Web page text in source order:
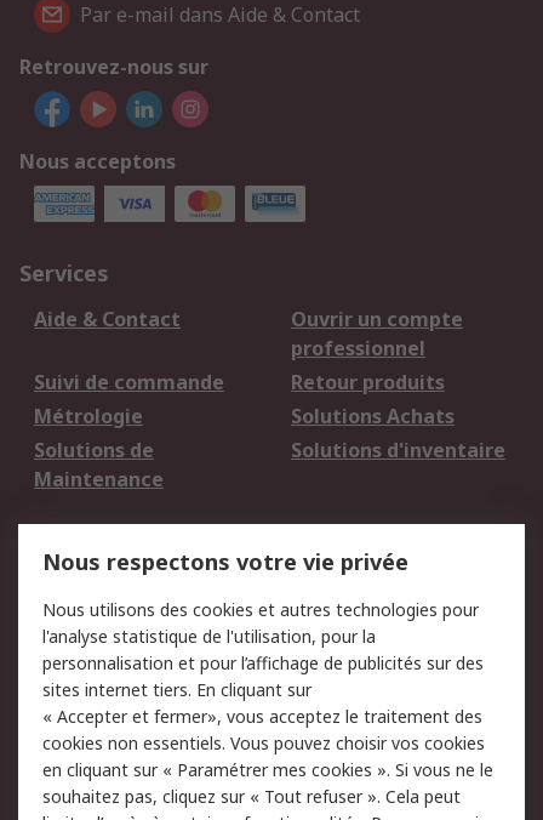
Par e-mail dans Aide & Contact
Retrouvez-nous sur
Nous acceptons
Services
Aide & Contact
Ouvrir un compte
professionnel
Suivi de commande
Retour produits
Métrologie
Solutions Achats
Solutions de
Maintenance
Solutions d'inventaire
du site
Politique de protection
des données - Mise à
jour
Sécurité des E-mails
Conditions générales
de vente
Politique anti-
corruption
Campagnes marketing
Nous respectons votre vie privée
Nous utilisons des cookies et autres technologies pour
l'analyse statistique de l'utilisation, pour la
personnalisation et pour l’affichage de publicités sur des
sites internet tiers. En cliquant sur
« Accepter et fermer», vous acceptez le traitement des
cookies non essentiels. Vous pouvez choisir vos cookies
en cliquant sur « Paramétrer mes cookies ». Si vous ne le
souhaitez pas, cliquez sur « Tout refuser ». Cela peut